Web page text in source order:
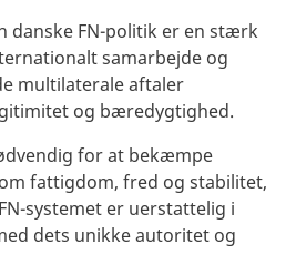
danske FN-politik er en stærk
samarbejde og
multilaterale aftaler
og bæredygtighed.
for at bekæmpe
fattigdom, fred og stabilitet,
systemet er uerstattelig i
dets unikke autoritet og